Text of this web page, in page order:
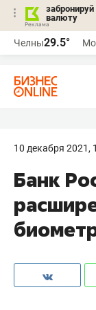
забронируй
валюту
Челны29.5°
10 декабря 2021,
Банк